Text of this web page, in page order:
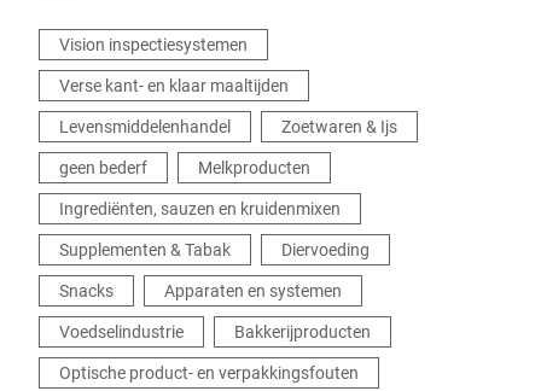
Vision inspectiesystemen
Verse kant- en klaar maaltijden
Levensmiddelenhandel
Zoetwaren & Ijs
geen bederf
Melkproducten
Ingrediënten, sauzen en kruidenmixen
Supplementen & Tabak
Diervoeding
Snacks
Apparaten en systemen
Voedselindustrie
Bakkerijproducten
Optische product- en verpakkingsfouten